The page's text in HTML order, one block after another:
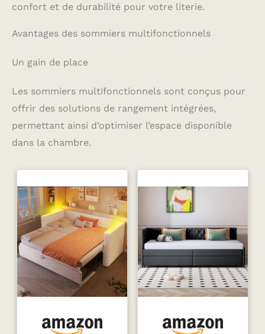
confort et de durabilité pour votre literie.
Avantages des sommiers multifonctionnels
Un gain de place
Les sommiers multifonctionnels sont conçus pour
offrir des solutions de rangement intégrées,
permettant ainsi d’optimiser l’espace disponible
dans la chambre.